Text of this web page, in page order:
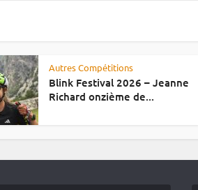
Autres Compétitions
Blink Festival 2026 – Jeanne
Richard onzième de...